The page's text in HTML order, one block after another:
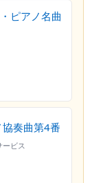
ピアノ名曲
奏曲第4番
ービス